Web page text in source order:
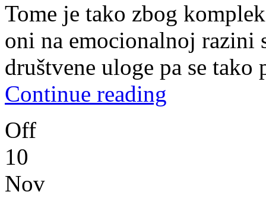
Tome je tako zbog
oni na emocionalnoj razini
društvene uloge pa se
Continue reading
Off
10
Nov